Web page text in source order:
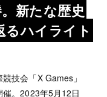
新たな歴史
るハイライト
技会「X Games」
催。2023年5月12日